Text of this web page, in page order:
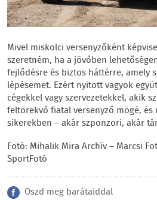
Mivel miskolci versenyzőként
szeretném, ha a jövőben
fejlődésre és biztos háttérre, amely
lépésemet. Ezért nyitott vagyok
cégekkel vagy szervezetekkel, akik
feltörekvő fiatal versenyző mögé, és
sikerekben – akár szponzori, akár
Fotó: Mihalik Mira Archív – Marcsi
SportFotó
Oszd meg barátaiddal